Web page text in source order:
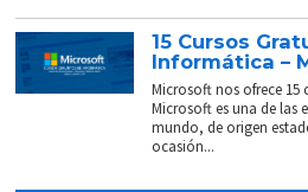
15 Cursos
Informática –
Microsoft nos ofrece 15
Microsoft es una de las
mundo, de origen
ocasión...